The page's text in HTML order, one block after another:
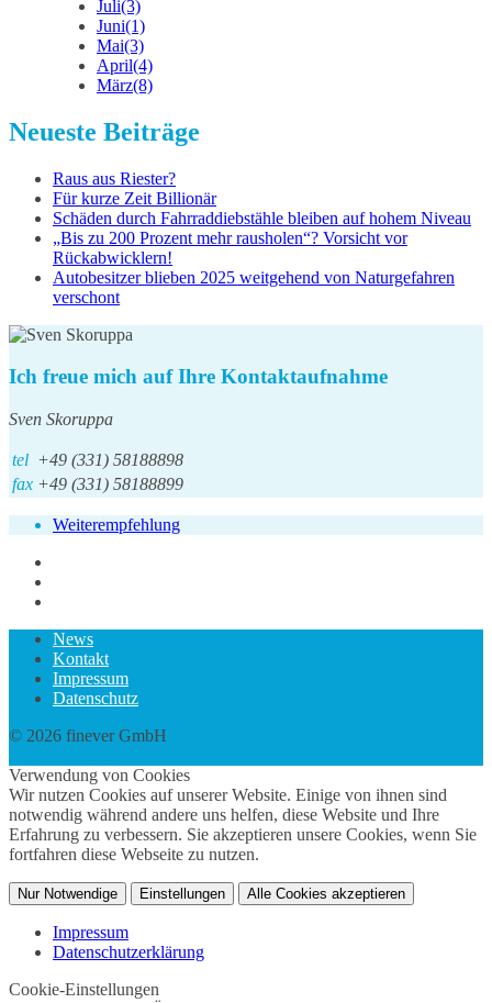
Juli(3)
Juni(1)
Mai(3)
April(4)
März(8)
Neueste Beiträge
Raus aus Riester?
Für kurze Zeit Billionär
Schäden durch Fahrraddiebstähle bleiben auf hohem Niveau
„Bis zu 200 Prozent mehr rausholen“? Vorsicht vor
Rückabwicklern!
Autobesitzer blieben 2025 weitgehend von Naturgefahren
verschont
Ich freue mich auf Ihre Kontaktaufnahme
Sven Skoruppa
tel +49 (331) 58188898
fax +49 (331) 58188899
Weiterempfehlung
News
Kontakt
Impressum
Datenschutz
© 2026 finever GmbH
Verwendung von Cookies
Wir nutzen Cookies auf unserer Website. Einige von ihnen sind
notwendig während andere uns helfen, diese Website und Ihre
Erfahrung zu verbessern. Sie akzeptieren unsere Cookies, wenn Sie
fortfahren diese Webseite zu nutzen.
Nur Notwendige Einstellungen Alle Cookies akzeptieren
Impressum
Datenschutzerklärung
Cookie-Einstellungen